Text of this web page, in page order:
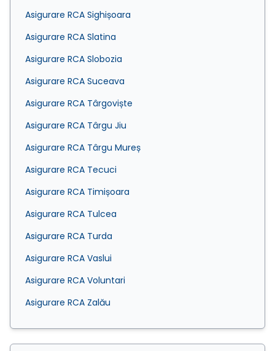
Asigurare RCA Sighișoara
Asigurare RCA Slatina
Asigurare RCA Slobozia
Asigurare RCA Suceava
Asigurare RCA Târgoviște
Asigurare RCA Târgu Jiu
Asigurare RCA Târgu Mureș
Asigurare RCA Tecuci
Asigurare RCA Timișoara
Asigurare RCA Tulcea
Asigurare RCA Turda
Asigurare RCA Vaslui
Asigurare RCA Voluntari
Asigurare RCA Zalău